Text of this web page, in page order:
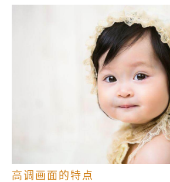
高调画面的特点